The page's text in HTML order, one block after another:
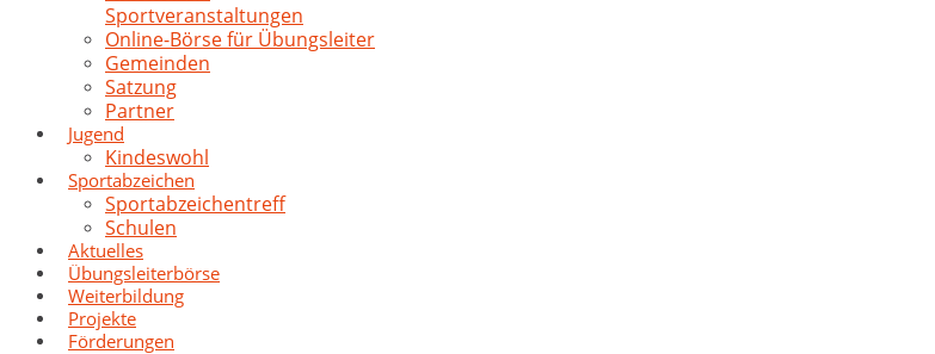
Sportveranstaltungen
Online-Börse für Übungsleiter
Gemeinden
Satzung
Partner
Jugend
Kindeswohl
Sportabzeichen
Sportabzeichentreff
Schulen
Aktuelles
Übungsleiterbörse
Weiterbildung
Projekte
Förderungen